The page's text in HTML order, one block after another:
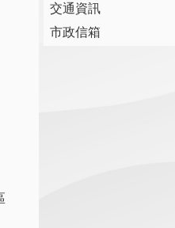
交通資訊
市政信箱